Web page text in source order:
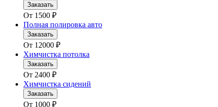
Заказать
От 1500 ₽
Полная полировка авто
Заказать
От 12000 ₽
Химчистка потолка
Заказать
От 2400 ₽
Химчистка сидений
Заказать
От 1000 ₽